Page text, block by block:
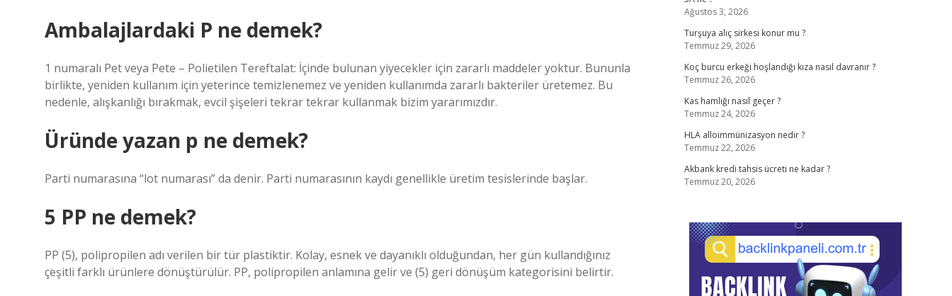
Ambalajlardaki P ne demek?
1 numaralı Pet veya Pete – Polietilen Tereftalat: İçinde bulunan yiyecekler için zararlı maddeler yoktur. Bununla
birlikte, yeniden kullanım için yeterince temizlenemez ve yeniden kullanımda zararlı bakteriler üretemez. Bu
nedenle, alışkanlığı bırakmak, evcil şişeleri tekrar tekrar kullanmak bizim yararımızdır.
Üründe yazan p ne demek?
Parti numarasına “lot numarası” da denir. Parti numarasının kaydı genellikle üretim tesislerinde başlar.
5 PP ne demek?
PP (5), polipropilen adı verilen bir tür plastiktir. Kolay, esnek ve dayanıklı olduğundan, her gün kullandığınız
çeşitli farklı ürünlere dönüştürülür. PP, polipropilen anlamına gelir ve (5) geri dönüşüm kategorisini belirtir.
Ağustos 3, 2026
Turşuya alıç sirkesi konur mu ?
Temmuz 29, 2026
Koç burcu erkeği hoşlandığı kıza nasıl davranır ?
Temmuz 26, 2026
Kas hamlığı nasıl geçer ?
Temmuz 24, 2026
HLA alloimmünizasyon nedir ?
Temmuz 22, 2026
Akbank kredi tahsis ücreti ne kadar ?
Temmuz 20, 2026